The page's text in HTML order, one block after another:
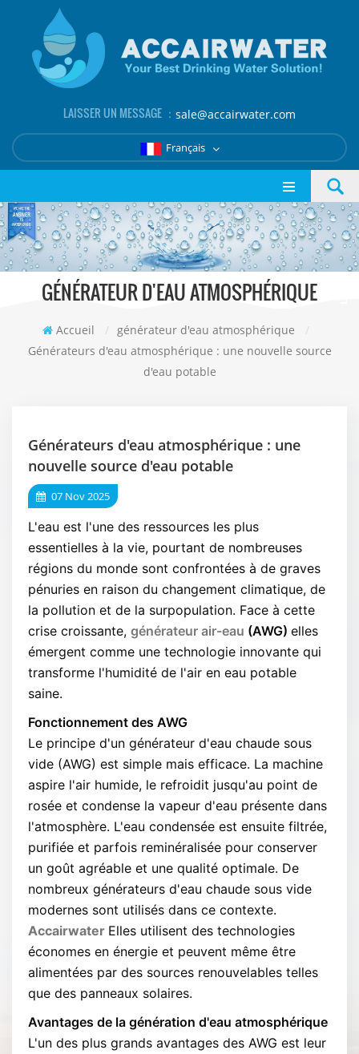
LAISSER UN MESSAGE ： sale@accairwater.com
Français
GÉNÉRATEUR D'EAU ATMOSPHÉRIQUE
Accueil / générateur d'eau atmosphérique
/
Générateurs d'eau atmosphérique : une nouvelle source
d'eau potable
Générateurs d'eau atmosphérique : une
nouvelle source d'eau potable
07 Nov 2025
L'eau est l'une des ressources les plus
essentielles à la vie, pourtant de nombreuses
régions du monde sont confrontées à de graves
pénuries en raison du changement climatique, de
la pollution et de la surpopulation. Face à cette
crise croissante, générateur air-eau (AWG) elles
émergent comme une technologie innovante qui
transforme l'humidité de l'air en eau potable
saine.
Fonctionnement des AWG
Le principe d'un générateur d'eau chaude sous
vide (AWG) est simple mais efficace. La machine
aspire l'air humide, le refroidit jusqu'au point de
rosée et condense la vapeur d'eau présente dans
l'atmosphère. L'eau condensée est ensuite filtrée,
purifiée et parfois reminéralisée pour conserver
un goût agréable et une qualité optimale. De
nombreux générateurs d'eau chaude sous vide
modernes sont utilisés dans ce contexte.
Accairwater Elles utilisent des technologies
économes en énergie et peuvent même être
alimentées par des sources renouvelables telles
que des panneaux solaires.
Avantages de la génération d'eau atmosphérique
L'un des plus grands avantages des AWG est leur